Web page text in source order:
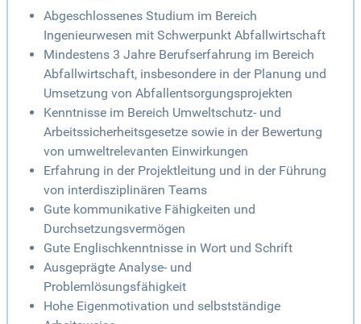
Abgeschlossenes Studium im Bereich
Ingenieurwesen mit Schwerpunkt Abfallwirtschaft
Mindestens 3 Jahre Berufserfahrung im Bereich
Abfallwirtschaft, insbesondere in der Planung und
Umsetzung von Abfallentsorgungsprojekten
Kenntnisse im Bereich Umweltschutz- und
Arbeitssicherheitsgesetze sowie in der Bewertung
von umweltrelevanten Einwirkungen
Erfahrung in der Projektleitung und in der Führung
von interdisziplinären Teams
Gute kommunikative Fähigkeiten und
Durchsetzungsvermögen
Gute Englischkenntnisse in Wort und Schrift
Ausgeprägte Analyse- und
Problemlösungsfähigkeit
Hohe Eigenmotivation und selbstständige